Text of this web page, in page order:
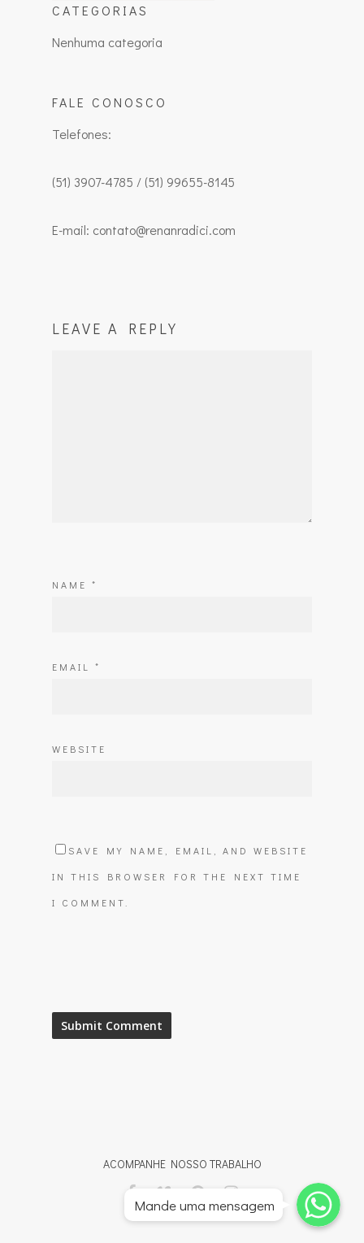
CATEGORIAS
Nenhuma categoria
FALE CONOSCO
Telefones:
(51) 3907-4785 / (51) 99655-8145
E-mail: contato@renanradici.com
LEAVE A REPLY
NAME *
EMAIL *
WEBSITE
SAVE MY NAME, EMAIL, AND WEBSITE
IN THIS BROWSER FOR THE NEXT TIME
I COMMENT.
ACOMPANHE NOSSO TRABALHO
Whatsapp
Whatsapp
Whatsapp
Mande uma mensagem